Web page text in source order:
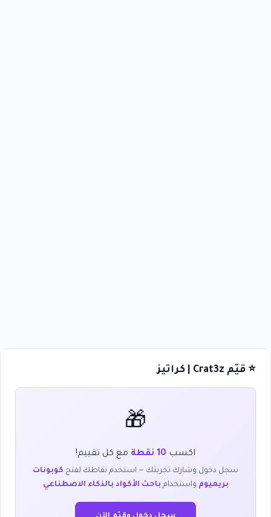
⭐ قيّم Crat3z | كراتيز
🎁
اكسب 10 نقطة مع كل تقييم!
سجل دخول وشارك تجربتك — استخدم نقاطك لفتح كوبونات
بريميوم واستخدام باحث الأكواد بالذكاء الاصطناعي